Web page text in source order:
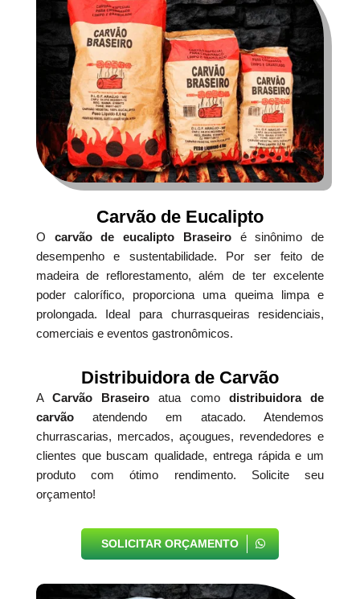
Carvão de Eucalipto
O carvão de eucalipto Braseiroé sinônimo de
desempenho e sustentabilidade. Por ser feito de
madeira de reflorestamento, além de ter excelente
poder calorífico, proporciona uma queima limpa e
prolongada. Ideal para churrasqueiras residenciais,
comerciais e eventos gastronômicos.
Distribuidora de Carvão
ACarvão Braseiro atua como distribuidora de
carvãoatendendo em atacado. Atendemos
churrascarias, mercados, açougues, revendedores e
clientes que buscam qualidade, entrega rápida e um
produto com ótimo rendimento. Solicite seu
orçamento!
SOLICITAR ORÇAMENTO